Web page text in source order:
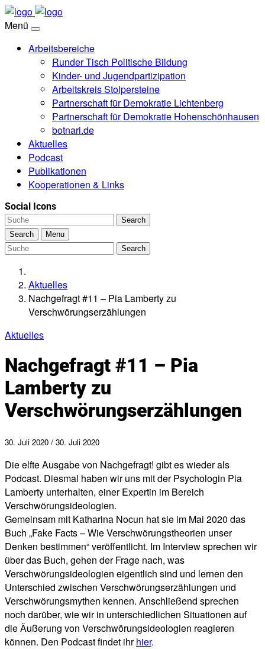
Menü
Arbeitsbereiche
Runder Tisch Politische Bildung
Kinder- und Jugendpartizipation
Arbeitskreis Stolpersteine
Partnerschaft für Demokratie Lichtenberg
Partnerschaft für Demokratie Hohenschön­hausen
botnari.de
Aktuelles
Podcast
Publikationen
Kooperationen & Links
Social Icons
Search
Search
Menu
Search
Aktuelles
Nachgefragt #11 – Pia Lamberty zu
Verschwörungserzählungen
Aktuelles
Nachgefragt #11 – Pia
Lamberty zu
Verschwörungserzählungen
30. Juli 2020 / 30. Juli 2020
Die elfte Ausgabe von Nachgefragt! gibt es wieder als
Podcast. Diesmal haben wir uns mit der Psychologin Pia
Lamberty unterhalten, einer Expertin im Bereich
Verschwörungsideologien.
Gemeinsam mit Katharina Nocun hat sie im Mai 2020 das
Buch „Fake Facts – Wie Verschwörungstheorien unser
Denken bestimmen“ veröffentlicht. Im Interview sprechen wir
über das Buch, gehen der Frage nach, was
Verschwörungsideologien eigentlich sind und lernen den
Unterschied zwischen Verschwörungserzählungen und
Verschwörungsmythen kennen. Anschließend sprechen
noch darüber, wie wir in unterschiedlichen Situationen auf
die Äußerung von Verschwörungsideologien reagieren
können. Den Podcast findet ihrhier.